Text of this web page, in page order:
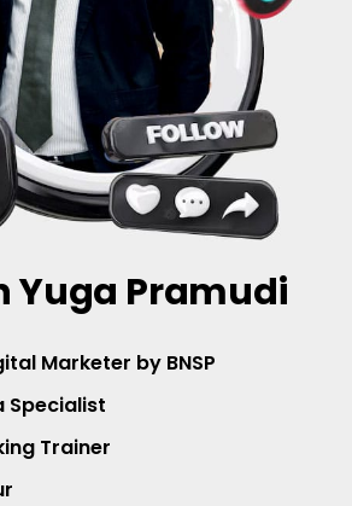
Yuga Pramudi
Marketer by BNSP
Specialist
Trainer